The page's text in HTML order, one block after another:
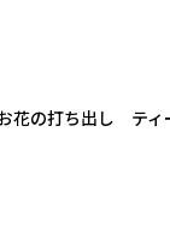
花の打ち出し ティ